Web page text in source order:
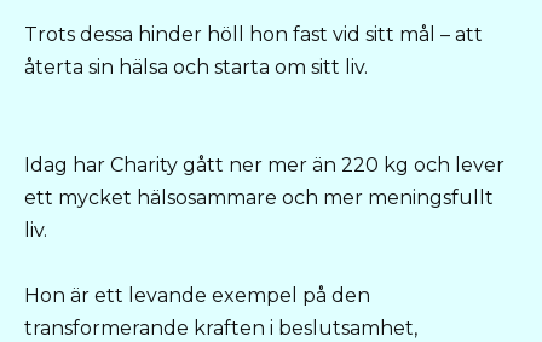
Trots dessa hinder höll hon fast vid sitt mål – att
återta sin hälsa och starta om sitt liv.
Idag har Charity gått ner mer än 220 kg och lever
ett mycket hälsosammare och mer meningsfullt
liv.
Hon är ett levande exempel på den
transformerande kraften i beslutsamhet,